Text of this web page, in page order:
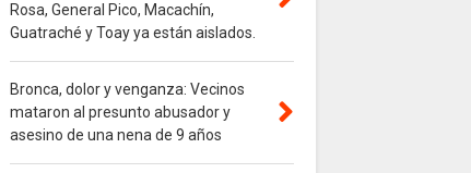
Rosa, General Pico, Macachín,
Guatraché y Toay ya están aislados.
Bronca, dolor y venganza: Vecinos
mataron al presunto abusador y
asesino de una nena de 9 años